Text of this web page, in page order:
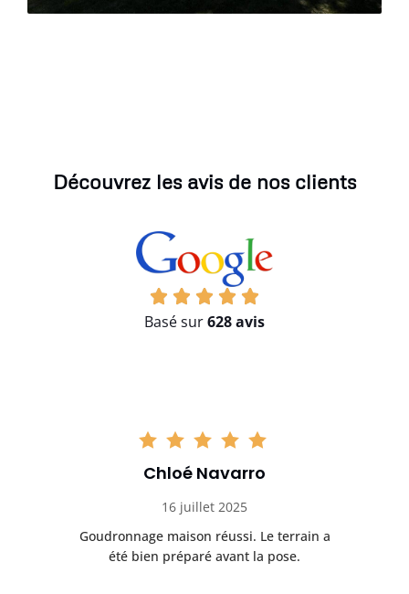
Découvrez les avis de nos clients
Basé sur628 avis
Chloé Navarro
16 juillet 2025
Goudronnage maison réussi. Le terrain a
été bien préparé avant la pose.